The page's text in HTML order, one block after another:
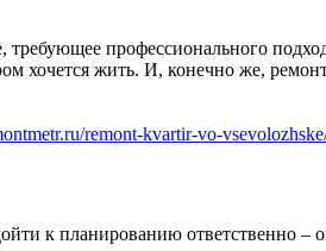
профессионального
хочется жить. И, конечно же,
remont-kvartir-vo-
к планированию ответственно –